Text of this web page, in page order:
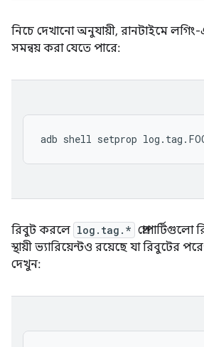
নিচে দেখানো অনুযায়ী, রানটাইমে লগিং-
সমন্বয় করা যেতে পারে:
রিবুট করলে log.tag.*
স্থায়ী ভ্যারিয়েন্টও রয়েছে যা রিবুটের
দেখুন: